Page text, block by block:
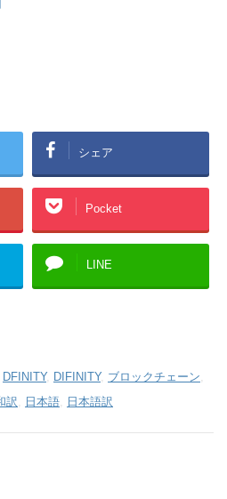
シェア
Pocket
LINE
DFINITY, DIFINITY, ブロックチェーン
訳 日本語 日本語訳